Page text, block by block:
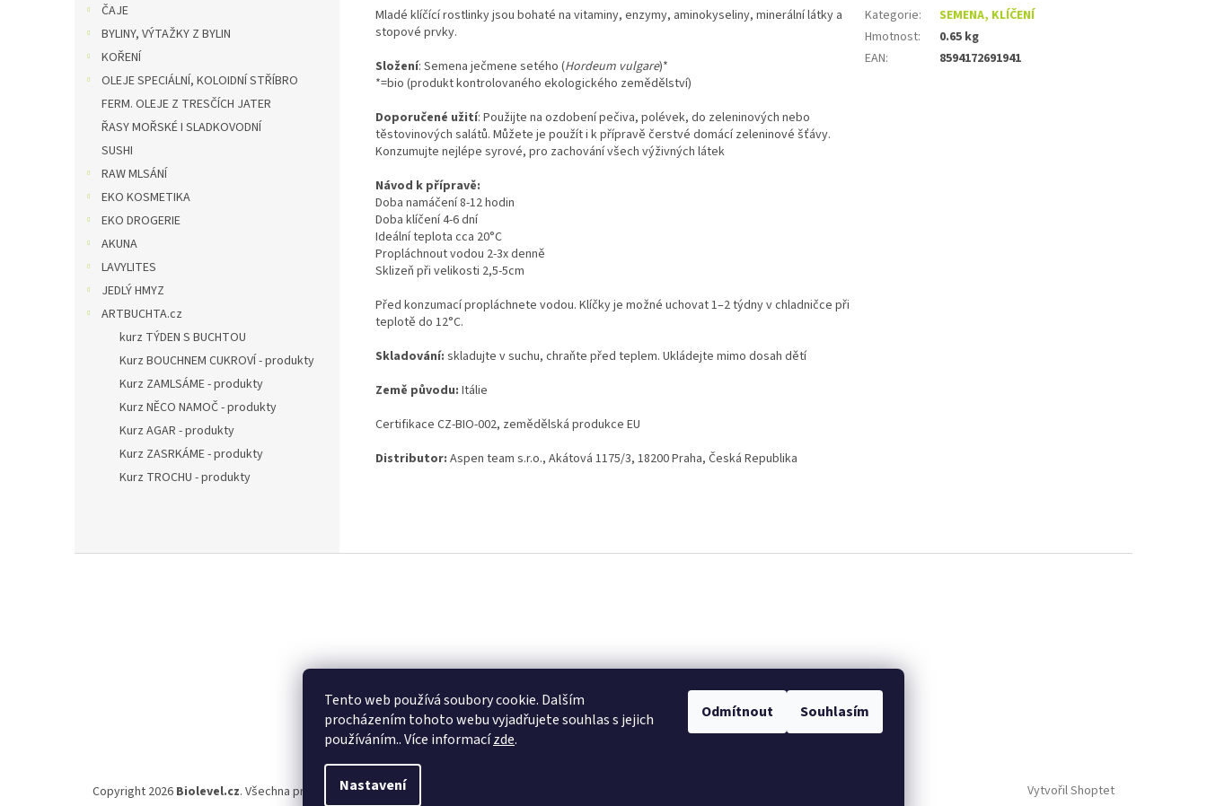
Tento web používá soubory cookie. Dalším
procházením tohoto webu vyjadřujete souhlas s jejich
používáním.. Více informacízde.
Nastavení
Odmítnout Souhlasím
ČAJE
BYLINY, VÝTAŽKY Z BYLIN
KOŘENÍ
OLEJE SPECIÁLNÍ, KOLOIDNÍ STŘÍBRO
FERM. OLEJE Z TRESČÍCH JATER
ŘASY MOŘSKÉ I SLADKOVODNÍ
SUSHI
RAW MLSÁNÍ
EKO KOSMETIKA
EKO DROGERIE
AKUNA
LAVYLITES
JEDLÝ HMYZ
ARTBUCHTA.cz
kurz TÝDEN S BUCHTOU
Kurz BOUCHNEM CUKROVÍ - produkty
Kurz ZAMLSÁME - produkty
Kurz NĚCO NAMOČ - produkty
Kurz AGAR - produkty
Kurz ZASRKÁME - produkty
Kurz TROCHU - produkty
Mladé klíčící rostlinky jsou bohaté na vitaminy, enzymy, aminokyseliny, minerální látky a
stopové prvky.
Složení: Semena ječmene setého (Hordeum vulgare)*
*=bio (produkt kontrolovaného ekologického zemědělství)
Doporučené užití: Použijte na ozdobení pečiva, polévek, do zeleninových nebo
těstovinových salátů. Můžete je použít i k přípravě čerstvé domácí zeleninové šťávy.
Konzumujte nejlépe syrové, pro zachování všech výživných látek
Návod k přípravě:
Doba namáčení 8-12 hodin
Doba klíčení 4-6 dní
Ideální teplota cca 20°C
Propláchnout vodou 2-3x denně
Sklizeň při velikosti 2,5-5cm
Před konzumací propláchnete vodou. Klíčky je možné uchovat 1–2 týdny v chladničce při
teplotě do 12°C.
Skladování: skladujte v suchu, chraňte před teplem. Ukládejte mimo dosah dětí
Země původu: Itálie
Certifikace CZ-BIO-002, zemědělská produkce EU
Distributor: Aspen team s.r.o., Akátová 1175/3, 18200 Praha, Česká Republika
Kategorie:
SEMENA, KLÍČENÍ
Hmotnost:
0.65 kg
EAN: 8594172691941
Vytvořil Shoptet
Copyright 2026 Biolevel.cz. Všechna práva vyhrazena.Upravit nastavení cookies